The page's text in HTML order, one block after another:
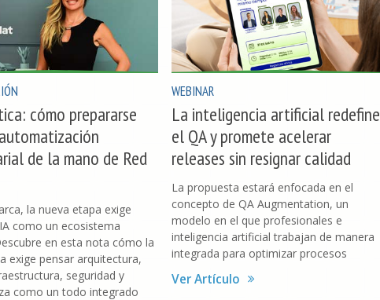
cómo prepararse
de la mano de Red
la nueva etapa exige
como un ecosistema
en esta nota cómo la
exige pensar arquitectura,
seguridad y
como un todo integrado
WEBINAR
La inteligencia artificial redefine
el QA y promete acelerar
releases sin resignar calidad
La propuesta estará enfocada en el
concepto de QA Augmentation, un
modelo en el que profesionales e
inteligencia artificial trabajan de manera
integrada para optimizar procesos
Ver Artículo